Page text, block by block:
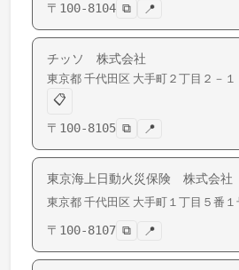
〒 100-8104 ⧉ 📍
チッソ 株式会社
東京都 千代田区 大手町 ２丁目２－１
📋
〒 100-8105 ⧉ 📍
東京海上日動火災保険 株式会社
東京都 千代田区 大手町 １丁目５番１
〒 100-8107 ⧉ 📍